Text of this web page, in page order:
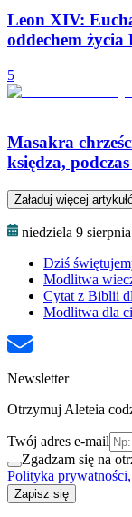
Leon XIV:
oddechem życia
5
Masakra
księdza,
Załaduj więcej
niedziela 9 sierpnia
Dziś
Modlitwa
Cytat z Biblii
Modlitwa dla
Newsletter
Otrzymuj Aleteia
Twój adres e-mail
Zgadzam się na
Polityka
Zapisz się